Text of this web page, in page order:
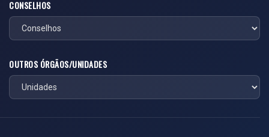
CONSELHOS
OUTROS ÓRGÃOS/UNIDADES